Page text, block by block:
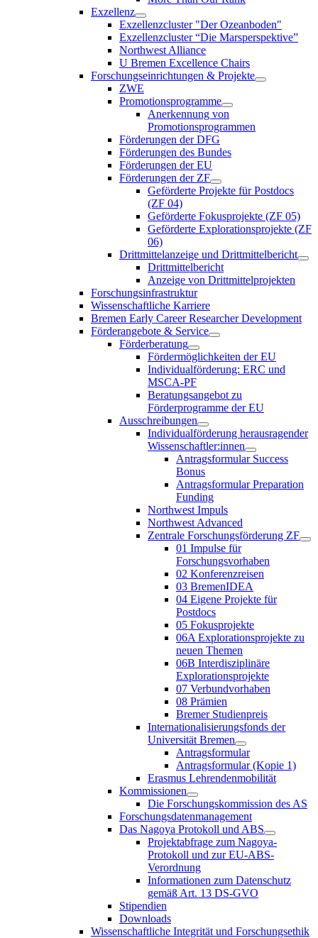
Exzellenz
Exzellenzcluster "Der Ozeanboden"
Exzellenzcluster “Die Marsperspektive”
Northwest Alliance
U Bremen Excellence Chairs
Forschungseinrichtungen & Projekte
ZWE
Promotionsprogramme
Anerkennung von
Promotionsprogrammen
Förderungen der DFG
Förderungen des Bundes
Förderungen der EU
Förderungen der ZF
Geförderte Projekte für Postdocs
(ZF 04)
Geförderte Fokusprojekte (ZF 05)
Geförderte Explorationsprojekte (ZF
06)
Drittmittelanzeige und Drittmittelbericht
Drittmittelbericht
Anzeige von Drittmittelprojekten
Forschungsinfrastruktur
Wissenschaftliche Karriere
Bremen Early Career Researcher Development
Förderangebote & Service
Förderberatung
Fördermöglichkeiten der EU
Individualförderung: ERC und
MSCA-PF
Beratungsangebot zu
Förderprogramme der EU
Ausschreibungen
Individualförderung herausragender
Wissenschaftler:innen
Antragsformular Success
Bonus
Antragsformular Preparation
Funding
Northwest Impuls
Northwest Advanced
Zentrale Forschungsförderung ZF
01 Impulse für
Forschungsvorhaben
02 Konferenzreisen
03 BremenIDEA
04 Eigene Projekte für
Postdocs
05 Fokusprojekte
06A Explorationsprojekte zu
neuen Themen
06B Interdisziplinäre
Explorationsprojekte
07 Verbundvorhaben
08 Prämien
Bremer Studienpreis
Internationalisierungsfonds der
Universität Bremen
Antragsformular
Antragsformular (Kopie 1)
Erasmus Lehrendenmobilität
Kommissionen
Die Forschungskommission des AS
Forschungsdatenmanagement
Das Nagoya Protokoll und ABS
Projektabfrage zum Nagoya-
Protokoll und zur EU-ABS-
Verordnung
Informationen zum Datenschutz
gemäß Art. 13 DS-GVO
Stipendien
Downloads
Wissenschaftliche Integrität und Forschungsethik